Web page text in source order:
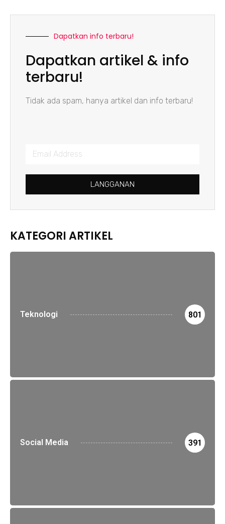
Dapatkan info terbaru!
Dapatkan artikel & info
terbaru!
Tidak ada spam, hanya artikel dan info terbaru!
LANGGANAN
KATEGORI ARTIKEL
Teknologi 801
Social Media 391